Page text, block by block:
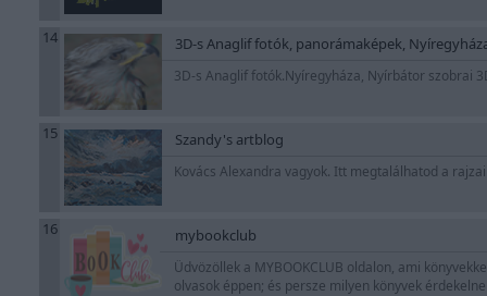
14 3D-s Anaglif fotók, panorámaképek,
3D-s Anaglif fotók.Nyíregyháza, Nyírbátor szobrai
15 Szandy's artblog
Kovács Alexandra vagyok. Itt megtalálhatod a
16 mybookclub
Üdvözöllek a MYBOOKCLUB oldalon, ami
olvasok éppen; és persze milyen könyvek